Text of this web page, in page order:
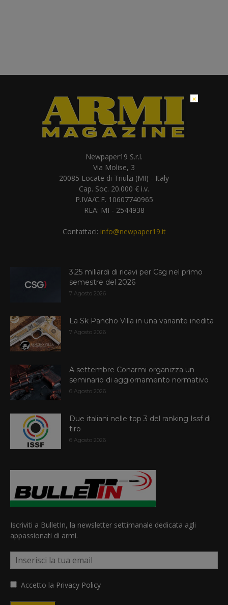
Newpaper19 S.r.l.
Via Molise, 3
20085 Locate di Triulzi (MI) - Italy
Cap. Soc. 20.000 € i.v.
P.IVA/C.F. 10607740965
REA: MI - 2544938
Contattaci: info@newpaper19.it
3,25 miliardi di ricavi per Csg nel primo
semestre del 2026
7 Agosto 2026
La Sk Pancho Villa in una variante inedita
7 Agosto 2026
A settembre Conarmi organizza un
seminario di aggiornamento normativo
6 Agosto 2026
Due italiani nelle top 3 del ranking Issf di
tiro
6 Agosto 2026
Iscriviti a BulletIn, la newsletter settimanale dedicata agli
appassionati di armi.
Accetto la Privacy Policy
×